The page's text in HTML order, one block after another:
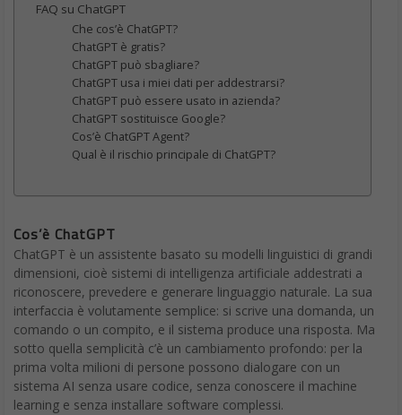
FAQ su ChatGPT
Che cos’è ChatGPT?
ChatGPT è gratis?
ChatGPT può sbagliare?
ChatGPT usa i miei dati per addestrarsi?
ChatGPT può essere usato in azienda?
ChatGPT sostituisce Google?
Cos’è ChatGPT Agent?
Qual è il rischio principale di ChatGPT?
Cos’è ChatGPT
ChatGPT è un assistente basato su modelli linguistici di grandi
dimensioni, cioè sistemi di intelligenza artificiale addestrati a
riconoscere, prevedere e generare linguaggio naturale. La sua
interfaccia è volutamente semplice: si scrive una domanda, un
comando o un compito, e il sistema produce una risposta. Ma
sotto quella semplicità c’è un cambiamento profondo: per la
prima volta milioni di persone possono dialogare con un
sistema AI senza usare codice, senza conoscere il machine
learning e senza installare software complessi.